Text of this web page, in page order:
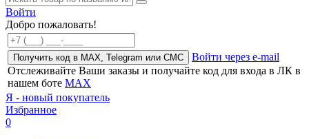
Войти
Добро пожаловать!
Получить код в MAX, Telegram или СМС
Войти через e-mail
Отслеживайте Ваши заказы и получайте код для входа в ЛК в
нашем боте MAX
Я - новый покупатель
Избранное
0